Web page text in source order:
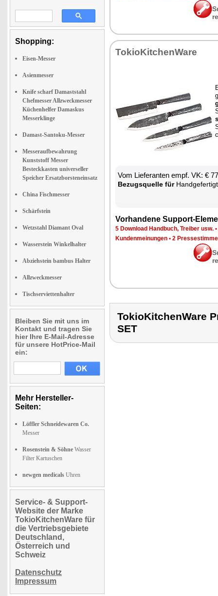
Shopping:
Eisen-Messer
Asienmesser
Knife scharf Damaststahl
Chefmesser Allzweckmesser
Küchenhelfer Damaskus
Messerklinge
Damast-Santoku-Messer
Messeraufbewahrung
Kunststoff Messer
Besteckkasten universeller
Speicher Ersatzborsteneinsatz
China Fischmesser
Schärfstein
Wetzstahl Diamant Oval
Wasserstein Winkelhalter
Abziehstein bambus Halter
Allzweckmesser
Tischserviettenhalter
Bleiben Sie mit uns im
Kontakt und tragen Sie
hier Ihre E-Mail-Adresse
für unsere HotPrice-Mail
ein:
Mehr Hersteller-
Seiten:
Löffler Schneidewaren Co.
Messer
Rosenstein & Söhne Wasser
Filter Kartuschen
newgen medicals Uhren
Service- & Support-
Website der Marke
TokioKitchenWare für
die Vertriebsgebiete
Deutschland,
Österreich und
Schweiz
Datenschutz
Impressum
To­kio­Kit­chen­Wa­re
Vom Lie­fe­ran­ten empf. VK: €
Be­zugs­quel­le fürHand­ge­fer­tig­tes
Vor­han­de­ne Sup­port-
5 Down­load Hand­buch, Trei­ber usw. •
Kun­den­mei­nun­gen • 2
TokioKitchenWare
SET